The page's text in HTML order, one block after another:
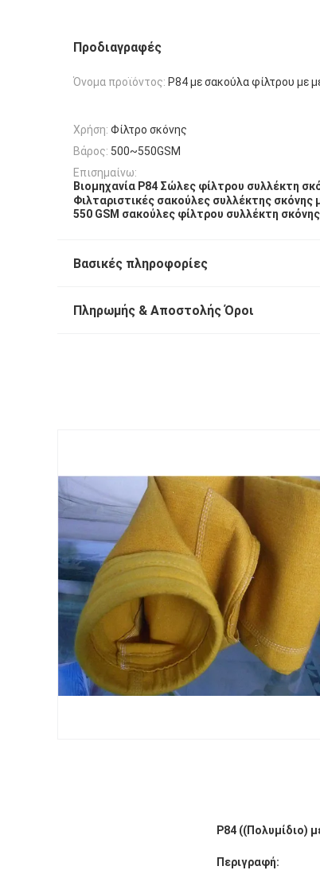
Προδιαγραφές
Όνομα προϊόντος: P84 με σακούλα φίλτρου με
Χρήση: Φίλτρο σκόνης
Βάρος: 500~550GSM
Επισημαίνω:
Βιομηχανία P84 Σώλες φίλτρου συλλέκτη
Φιλταριστικές σακούλες συλλέκτης σκόνης
550 GSM σακούλες φίλτρου συλλέκτη σκόνης
Βασικές πληροφορίες
Πληρωμής & Αποστολής Όροι
P84 ((Πολυμίδιο)
Περιγραφή: